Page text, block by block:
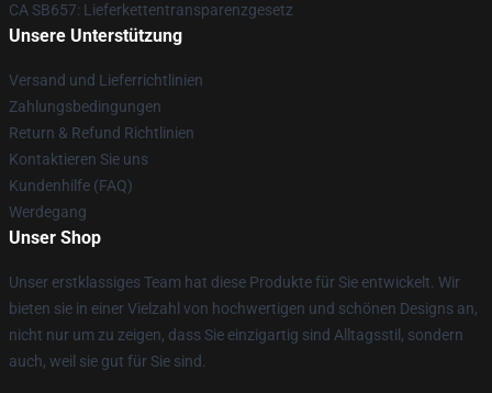
CA SB657: Lieferkettentransparenzgesetz
Unsere Unterstützung
Versand und Lieferrichtlinien
Zahlungsbedingungen
Return & Refund Richtlinien
Kontaktieren Sie uns
Kundenhilfe (FAQ)
Werdegang
Unser Shop
Unser erstklassiges Team hat diese Produkte für Sie entwickelt. Wir
bieten sie in einer Vielzahl von hochwertigen und schönen Designs an,
nicht nur um zu zeigen, dass Sie einzigartig sind Alltagsstil, sondern
auch, weil sie gut für Sie sind.